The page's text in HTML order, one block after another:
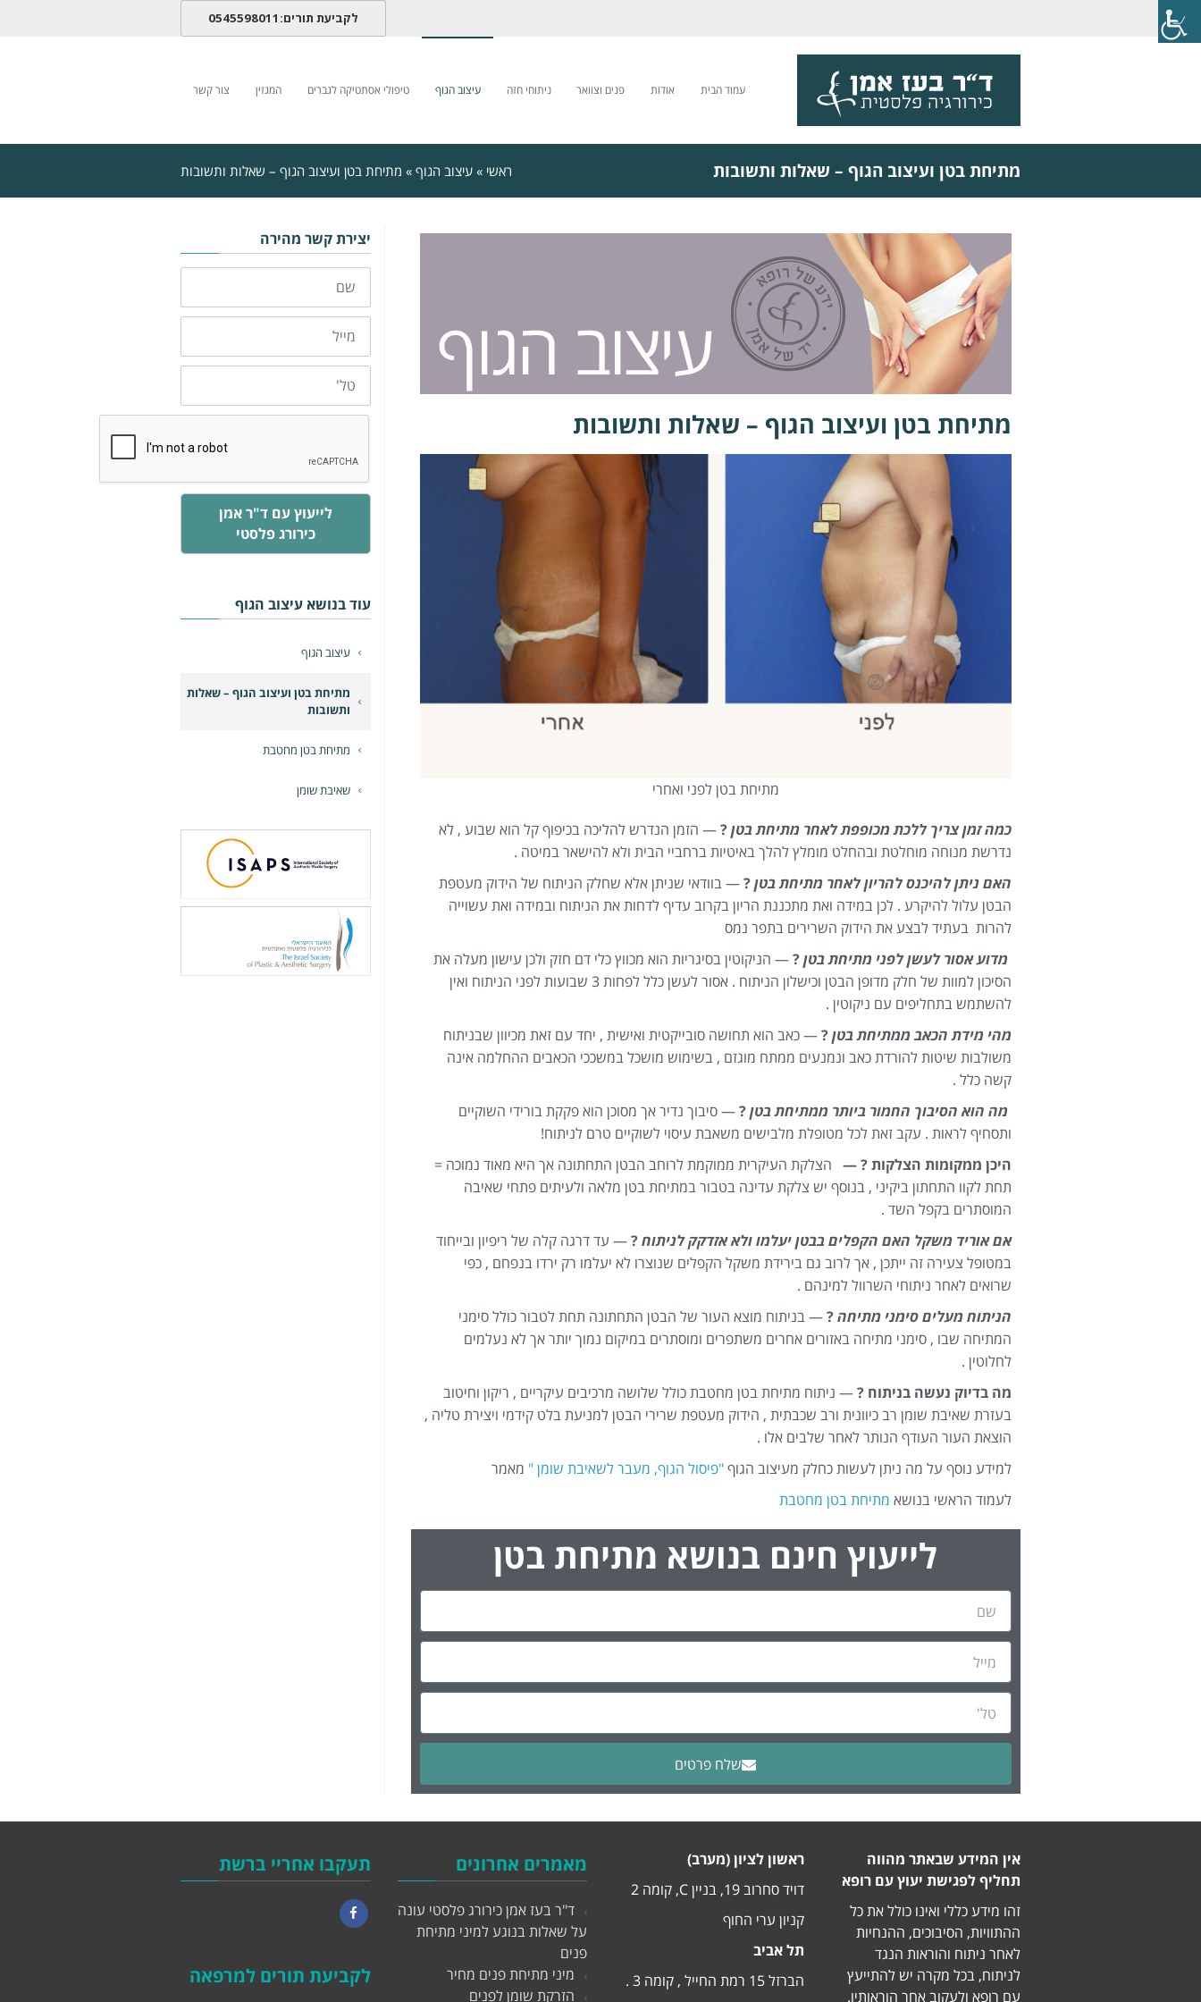
לקביעת תורים:0545598011
עמוד הבית אודות פנים וצוואר ניתוחי חזה עיצוב הגוף טיפולי אסתטיקה לגברים המגזין צור קשר
מתיחת בטן ועיצוב הגוף – שאלות ותשובות ראשי » עיצוב הגוף » מתיחת בטן ועיצוב הגוף – שאלות ותשובות
מתיחת בטן ועיצוב הגוף – שאלות ותשובות
מתיחת בטן לפני ואחרי
כמה זמן צריך ללכת מכופפת לאחר מתיחת בטן?— הזמן הנדרש להליכה בכיפוף קל הוא שבוע , לא
נדרשת מנוחה מוחלטת ובהחלט מומלץ להלך באיטיות ברחביי הבית ולא להישאר במיטה .
האם ניתן להיכנס להריון לאחר מתיחת בטן?— בוודאי שניתן אלא שחלק הניתוח של הידוק מעטפת
הבטן עלול להיקרע . לכן במידה ואת מתכננת הריון בקרוב עדיף לדחות את הניתוח ובמידה ואת עשוייה
להרות בעתיד לבצע את הידוק השרירים בתפר נמס
מדוע אסור לעשן לפני מתיחת בטן?— הניקוטין בסיגריות הוא מכווץ כלי דם חזק ולכן עישון מעלה את
הסיכון למוות של חלק מדופן הבטן וכישלון הניתוח . אסור לעשן כלל לפחות 3 שבועות לפני הניתוח ואין
להשתמש בתחליפים עם ניקוטין .
מהי מידת הכאב ממתיחת בטן?— כאב הוא תחושה סובייקטית ואישית , יחד עם זאת מכיוון שבניתוח
משולבות שיטות להורדת כאב ונמנעים ממתח מוגזם , בשימוש מושכל במשככי הכאבים ההחלמה אינה
קשה כלל .
מה הוא הסיבוך החמור ביותר ממתיחת בטן?— סיבוך נדיר אך מסוכן הוא פקקת בורידי השוקיים
ותסחיף לראות . עקב זאת לכל מטופלת מלבישים משאבת עיסוי לשוקיים טרם לניתוח!
היכן ממקומות הצלקות ? — הצלקת העיקרית ממוקמת לרוחב הבטן התחתונה אך היא מאוד נמוכה =
תחת לקוו התחתון ביקיני , בנוסף יש צלקת עדינה בטבור במתיחת בטן מלאה ולעיתים פתחי שאיבה
המוסתרים בקפל השד .
אם אוריד משקל האם הקפלים בבטן יעלמו ולא אזדקק לניתוח?— עד דרגה קלה של ריפיון ובייחוד
במטופל צעירה זה ייתכן , אך לרוב גם בירידת משקל הקפלים שנוצרו לא יעלמו רק ירדו בנפחם , כפי
שרואים לאחר ניתוחי השרוול למינהם .
הניתוח מעלים סימני מתיחה?— בניתוח מוצא העור של הבטן התחתונה תחת לטבור כולל סימני
המתיחה שבו , סימני מתיחה באזורים אחרים משתפרים ומוסתרים במיקום נמוך יותר אך לא נעלמים
לחלוטין .
מה בדיוק נעשה בניתוח ?— ניתוח מתיחת בטן מחטבת כולל שלושה מרכיבים עיקריים , ריקון וחיטוב
בעזרת שאיבת שומן רב כיוונית ורב שכבתית , הידוק מעטפת שרירי הבטן למניעת בלט קידמי ויצירת טליה ,
הוצאת העור העודף הנותר לאחר שלבים אלו .
למידע נוסף על מה ניתן לעשות כחלק מעיצוב הגוף"פיסול הגוף, מעבר לשאיבת שומן " מאמר
לעמוד הראשי בנושא מתיחת בטן מחטבת
לייעוץ חינם בנושא מתיחת בטן
שלח פרטים
Alternative:
יצירת קשר מהירה
שם
מייל
טלפון
לייעוץ עם ד"ר אמן
כירורג פלסטי
עוד בנושא עיצוב הגוף
עיצוב הגוף
מתיחת בטן ועיצוב הגוף – שאלות
ותשובות
מתיחת בטן מחטבת
שאיבת שומן
אין המידע שבאתר מהווה
תחליף לפגישת יעוץ עם רופא
זהו מידע כללי ואינו כולל את כל
ההתוויות, הסיבוכים, ההנחיות
לאחר ניתוח והוראות הנגד
לניתוח, בכל מקרה יש להתייעץ
עם רופא ולעקוב אחר הוראותיו.
ראשון לציון (מערב)
דויד סחרוב 19, בניין C, קומה 2
קניון ערי החוף
תל אביב
הברזל 15 רמת החייל , קומה 3 .
מאמרים אחרונים
ד"ר בעז אמן כירורג פלסטי עונה
על שאלות בנוגע למיני מתיחת
פנים
מיני מתיחת פנים מחיר
הזרקת שומן לפנים
תעקבו אחריי ברשת
לקביעת תורים למרפאה